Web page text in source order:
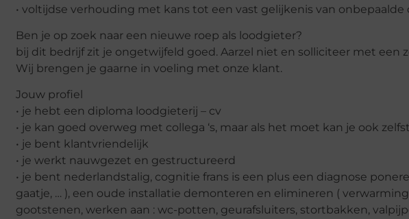
• voltijdse verhouding met kans tot een vast gelijkenis van onbepaalde
Ben je op zoek naar een nieuwe roep als loodgieter?
bij dit bedrijf zit je ongetwijfeld goed. Aarzel niet en solliciteer met een
Wij brengen je gaarne in voeling met onze klant.
Jouw profiel
• je hebt een diploma loodgieterij – cv
• je kan goed overweg met collega ‘s, maar als het moet kan je ook
• je bent klantvriendelijk
• je werkt nauwgezet en gestructureerd
• je bent nederlandstalig, cognitie frans is een plus een diagnose
gaatje, … ), een oude installatie demonteren en elimineren (
gootstenen, werken aan : wc-potten, geurafsluiters, stortbakken,